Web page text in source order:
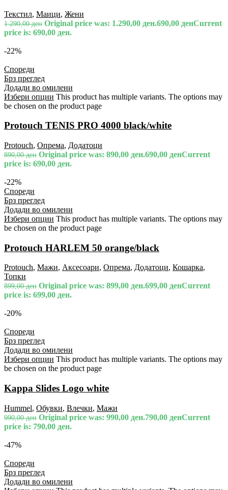
Текстил, Маици, Жени
1.290,00ден Original price was: 1.290,00 ден.690,00 денCurrent
price is: 690,00 ден.
-22%
Спореди
Брз преглед
Додади во омилени
Избери опции This product has multiple variants. The options may
be chosen on the product page
Protouch TENIS PRO 4000 black/white
Protouch, Опрема, Додатоци
890,00ден Original price was: 890,00 ден.690,00 денCurrent
price is: 690,00 ден.
-22%
Спореди
Брз преглед
Додади во омилени
Избери опции This product has multiple variants. The options may
be chosen on the product page
Protouch HARLEM 50 orange/black
Protouch, Мажи, Аксесоари, Опрема, Додатоци, Кошарка,
Топки
899,00ден Original price was: 899,00 ден.699,00 денCurrent
price is: 699,00 ден.
-20%
Спореди
Брз преглед
Додади во омилени
Избери опции This product has multiple variants. The options may
be chosen on the product page
Kappa Slides Logo white
Hummel, Обувки, Влечки, Мажи
990,00ден Original price was: 990,00 ден.790,00 денCurrent
price is: 790,00 ден.
-47%
Спореди
Брз преглед
Додади во омилени